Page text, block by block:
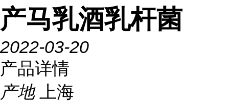
产马乳酒乳杆菌
2022-03-20
产品详情
产地
上海